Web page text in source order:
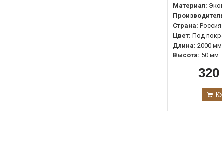
Материал:
Страна: Россия
Цвет: Под
Длина: 2000 мм
Высота: 50 мм